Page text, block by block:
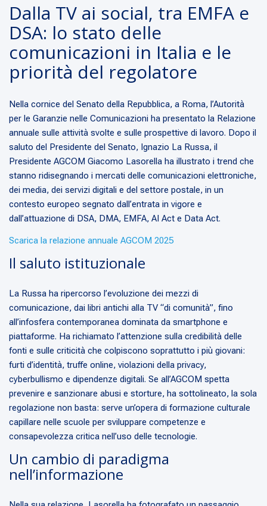
Dalla TV ai social, tra EMFA e
DSA: lo stato delle
comunicazioni in Italia e le
priorità del regolatore
Nella cornice del Senato della Repubblica, a Roma, l’Autorità
per le Garanzie nelle Comunicazioni ha presentato la Relazione
annuale sulle attività svolte e sulle prospettive di lavoro. Dopo il
saluto del Presidente del Senato, Ignazio La Russa, il
Presidente AGCOM Giacomo Lasorella ha illustrato i trend che
stanno ridisegnando i mercati delle comunicazioni elettroniche,
dei media, dei servizi digitali e del settore postale, in un
contesto europeo segnato dall’entrata in vigore e
dall’attuazione di DSA, DMA, EMFA, AI Act e Data Act.
Scarica la relazione annuale AGCOM 2025
Il saluto istituzionale
La Russa ha ripercorso l’evoluzione dei mezzi di
comunicazione, dai libri antichi alla TV “di comunità”, fino
all’infosfera contemporanea dominata da smartphone e
piattaforme. Ha richiamato l’attenzione sulla credibilità delle
fonti e sulle criticità che colpiscono soprattutto i più giovani:
furti d’identità, truffe online, violazioni della privacy,
cyberbullismo e dipendenze digitali. Se all’AGCOM spetta
prevenire e sanzionare abusi e storture, ha sottolineato, la sola
regolazione non basta: serve un’opera di formazione culturale
capillare nelle scuole per sviluppare competenze e
consapevolezza critica nell’uso delle tecnologie.
Un cambio di paradigma
nell’informazione